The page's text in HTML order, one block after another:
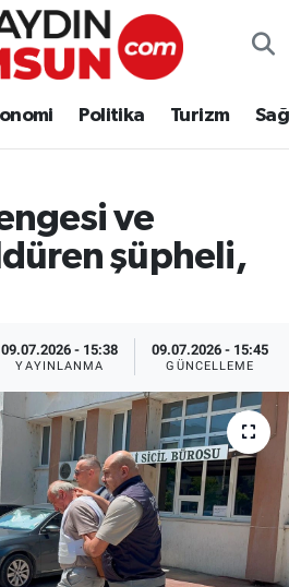
Politika Turizm
ve
şüpheli,
09.07.2026 - 15:38
YAYINLANMA
09.07.2026 - 15:45
GÜNCELLEME
ve Fikstür